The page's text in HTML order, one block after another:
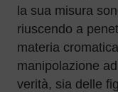
la sua misura
riuscendo a
materia
manipolazione
verità, sia delle